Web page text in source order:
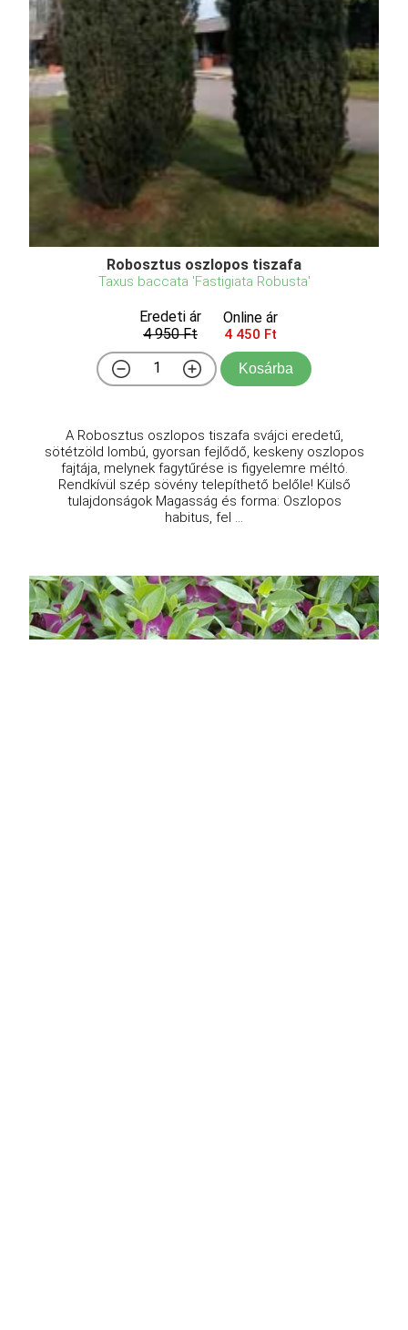
Robosztus oszlopos tiszafa
Taxus baccata 'Fastigiata Robusta'
Eredeti ár
4 950 Ft
Online ár
4 450 Ft
Kosárba
A Robosztus oszlopos tiszafa svájci eredetű,
sötétzöld lombú, gyorsan fejlődő, keskeny oszlopos
fajtája, melynek fagytűrése is figyelemre méltó.
Rendkívül szép sövény telepíthető belőle! Külső
tulajdonságok Magasság és forma: Oszlopos
habitus, fel ...